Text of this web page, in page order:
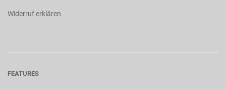
Widerruf erklären
FEATURES